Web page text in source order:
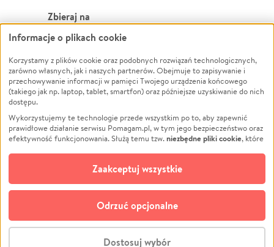
Zbieraj na
Leczenie
Zwierzęta
Pożar
Ukraina
Pomoc Finansowa
Projekty
Pogrzeb
Społeczność lokalna
Kultura
Powódź
Wichura
NGO
Edukacja
Podróż
Impreza
Ochrona środowiska
Biznes
© CROWDING SP. Z O.O.
Informacje o plikach cookie
Korzystamy z plików cookie oraz podobnych rozwiązań technologicznych,
zarówno własnych, jak i naszych partnerów. Obejmuje to zapisywanie i
przechowywanie informacji w pamięci Twojego urządzenia końcowego
(takiego jak np. laptop, tablet, smartfon) oraz późniejsze uzyskiwanie do nich
dostępu.
Wykorzystujemy te technologie przede wszystkim po to, aby zapewnić
prawidłowe działanie serwisu Pomagam.pl, w tym jego bezpieczeństwo oraz
efektywność funkcjonowania. Służą temu tzw.niezbędne pliki cookie, które
opcjonalnych plików cookie
technologii do celów analitycznych i retargetingowych. Możesz wyrazić
zgodę na ich stosowanie lub jej odmówić. W dowolnym momencie masz
możliwość zmiany swoich preferencji na stronie „Zarządzaj zgodami cookie”,
do której link znajdziesz w stopce serwisu Pomagam.pl. Opcjonalne pliki
cookie wykorzystywane są w następujących celach:
działanie serwisu Pomagam.pl. Dzięki nim możemy zrozumieć, jak
Dostosuj wybór
Odrzuć opcjonalne
Zaakceptuj wszystkie